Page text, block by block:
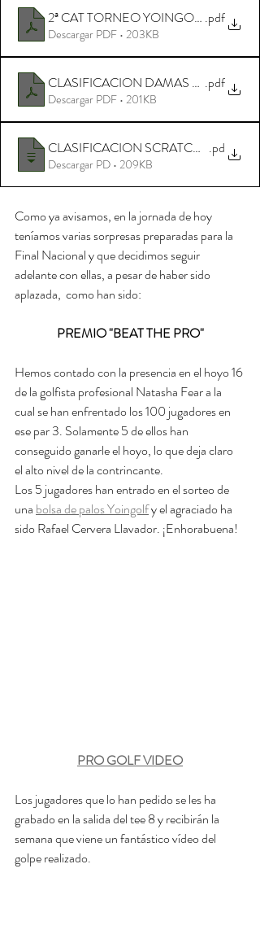
2ª CAT TORNEO YOINGOLF.pdf
Descargar PDF • 203KB
CLASIFICACION DAMAS TORNEO
.pdf
Descargar PDF • 201KB
CLASIFICACION SCRATCH TORNEO
.pd
Descargar PD • 209KB
Como ya avisamos, en la jornada de hoy
teníamos varias sorpresas preparadas para la
Final Nacional y que decidimos seguir
adelante con ellas, a pesar de haber sido
aplazada,  como han sido:
PREMIO "BEAT THE PRO"
Hemos contado con la presencia en el hoyo 16
de la golfista profesional Natasha Fear a la
cual se han enfrentado los 100 jugadores en
ese par 3. Solamente 5 de ellos han
conseguido ganarle el hoyo, lo que deja claro
el alto nivel de la contrincante.
Los 5 jugadores han entrado en el sorteo de
una bolsa de palos Yoingolf y el agraciado ha
sido Rafael Cervera Llavador. ¡Enhorabuena!
PRO GOLF VIDEO
Los jugadores que lo han pedido se les ha
grabado en la salida del tee 8 y recibirán la
semana que viene un fantástico vídeo del
golpe realizado.